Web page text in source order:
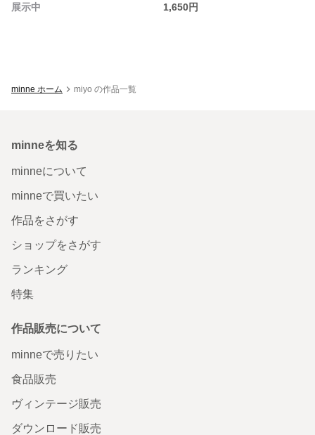
展示中
1,650円
minne ホーム miyo の作品一覧
minneを知る
minneについて
minneで買いたい
作品をさがす
ショップをさがす
ランキング
特集
作品販売について
minneで売りたい
食品販売
ヴィンテージ販売
ダウンロード販売